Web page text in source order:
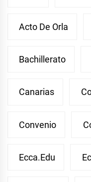
Acto De Orla
Bachillerato
Canarias
Convenio
Ecca.edu